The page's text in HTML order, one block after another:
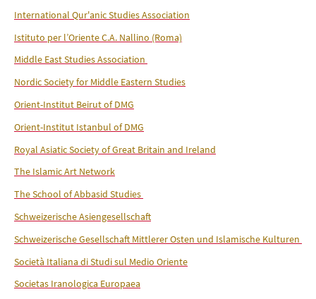
International Qur'anic Studies Association
Istituto per l’Oriente C.A. Nallino (Roma)
Middle East Studies Association
Nordic Society for Middle Eastern Studies
Orient-Institut Beirut of DMG
Orient-Institut Istanbul of DMG
Royal Asiatic Society of Great Britain and Ireland
The Islamic Art Network
The School of Abbasid Studies
Schweizerische Asiengesellschaft
Schweizerische Gesellschaft Mittlerer Osten und Islamische Kulturen
Società Italiana di Studi sul Medio Oriente
Societas Iranologica Europaea